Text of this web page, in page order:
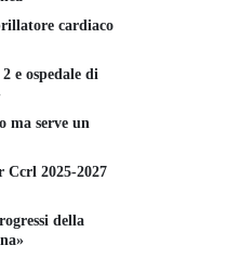
cardiaco
e ospedale di
ma serve un
2025-2027
della